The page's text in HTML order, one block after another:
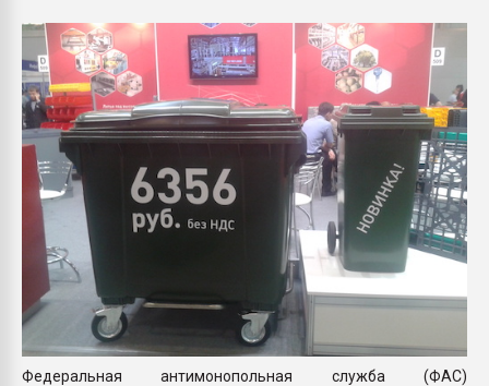
Федеральная антимонопольная служба (ФАС)